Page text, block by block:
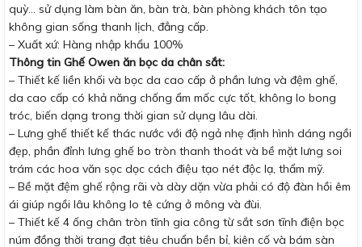
quỳ… sử dụng làm bàn ăn, bàn trà, bàn phòng khách tôn tạo
không gian sống thanh lịch, đẳng cấp.
– Xuất xứ: Hàng nhập khẩu 100%
Thông tin Ghế Owen ăn bọc da chân sắt:
– Thiết kế liền khối và bọc da cao cấp ở phần lưng và đệm ghế,
da cao cấp có khả năng chống ẩm mốc cực tốt, không lo bong
tróc, biến dạng trong thời gian sử dụng lâu dài.
– Lưng ghế thiết kế thác nước với độ ngả nhẹ định hình dáng ngồi
đẹp, phần đỉnh lưng ghế bo tròn thanh thoát và bề mặt lưng soi
trám các hoa văn sọc dọc cách điệu tạo nét độc lạ, thẩm mỹ.
– Bề mặt đệm ghế rộng rãi và dày dặn vừa phải có độ đàn hồi êm
ái giúp ngồi lâu không lo tê cứng ở mông và đùi.
– Thiết kế 4 ống chân tròn tĩnh gia công từ sắt sơn tĩnh điện bọc
núm đồng thời trang đạt tiêu chuẩn bền bỉ, kiên cố và bám sàn